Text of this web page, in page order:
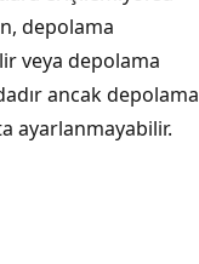
depolama
veya depolama
ancak depolama
ayarlanmayabilir.